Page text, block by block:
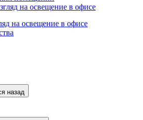
на освещение в офисе
назад